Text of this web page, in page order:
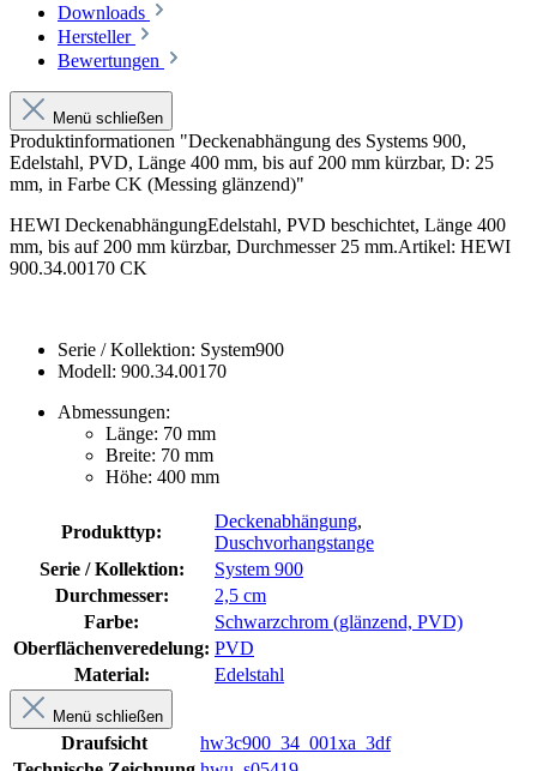
Downloads
Hersteller
Bewertungen
Menü schließen
Produktinformationen "Deckenabhängung des Systems 900,
Edelstahl, PVD, Länge 400 mm, bis auf 200 mm kürzbar, D: 25
mm, in Farbe CK (Messing glänzend)"
HEWI DeckenabhängungEdelstahl, PVD beschichtet, Länge 400
mm, bis auf 200 mm kürzbar, Durchmesser 25 mm.Artikel: HEWI
900.34.00170 CK
Serie / Kollektion: System900
Modell: 900.34.00170
Abmessungen:
Länge: 70 mm
Breite: 70 mm
Höhe: 400 mm
Produkttyp:
Deckenabhängung,
Duschvorhangstange
Serie / Kollektion:
System 900
Durchmesser:
2,5 cm
Farbe:
Schwarzchrom (glänzend, PVD)
Oberflächenveredelung: PVD
Material:
Edelstahl
Menü schließen
Draufsicht
hw3c900_34_001xa_3df